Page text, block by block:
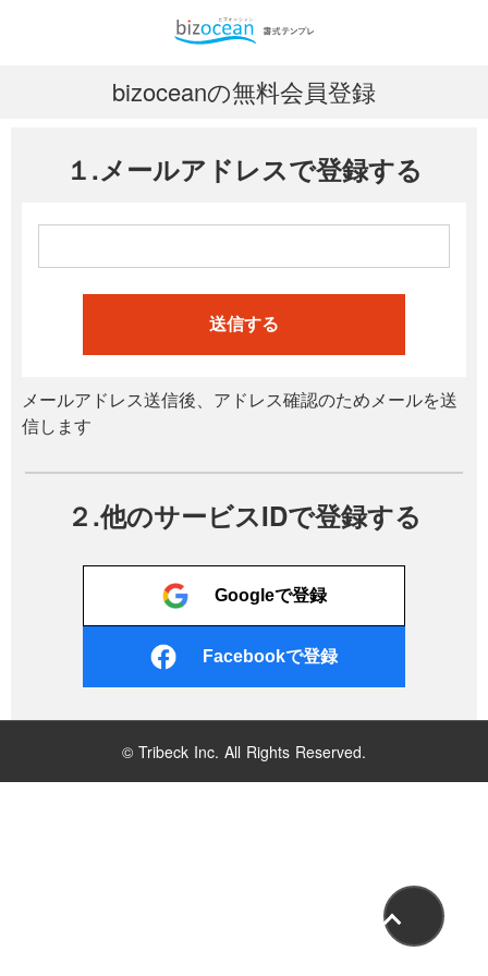
bizoceanの無料会員登録
１.メールアドレスで登録する
送信する
メールアドレス送信後、アドレス確認のためメールを送
信します
２.他のサービスIDで登録する
Googleで登録
Facebookで登録
© Tribeck Inc. All Rights Reserved.